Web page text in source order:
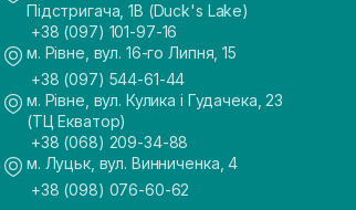
Підстригача, 1В (Duck's Lake)
+38 (097) 101-97-16
м. Рівне, вул. 16-го Липня, 15
+38 (097) 544-61-44
м. Рівне, вул. Кулика і Гудачека, 23
(ТЦ Екватор)
+38 (068) 209-34-88
м. Луцьк, вул. Винниченка, 4
+38 (098) 076-60-62